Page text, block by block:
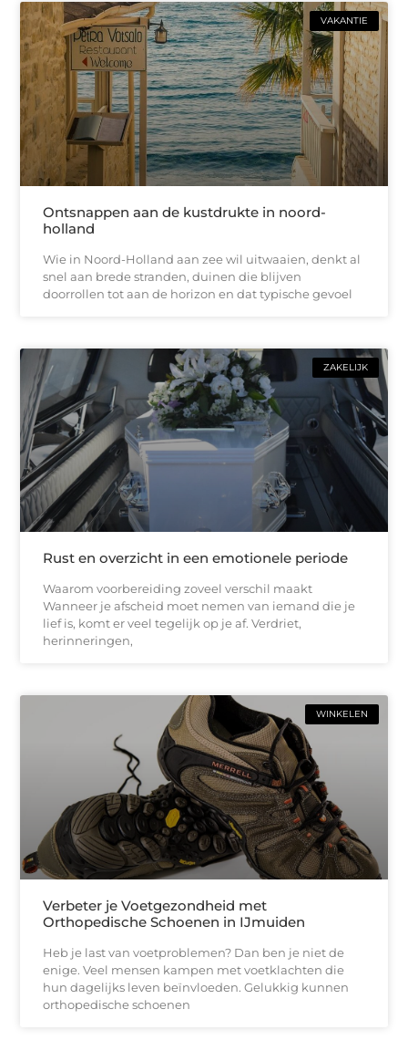
VAKANTIE
Ontsnappen aan de kustdrukte in noord-
holland
Wie in Noord-Holland aan zee wil uitwaaien, denkt al
snel aan brede stranden, duinen die blijven
doorrollen tot aan de horizon en dat typische gevoel
ZAKELIJK
Rust en overzicht in een emotionele periode
Waarom voorbereiding zoveel verschil maakt
Wanneer je afscheid moet nemen van iemand die je
lief is, komt er veel tegelijk op je af. Verdriet,
herinneringen,
WINKELEN
Verbeter je Voetgezondheid met
Orthopedische Schoenen in IJmuiden
Heb je last van voetproblemen? Dan ben je niet de
enige. Veel mensen kampen met voetklachten die
hun dagelijks leven beïnvloeden. Gelukkig kunnen
orthopedische schoenen